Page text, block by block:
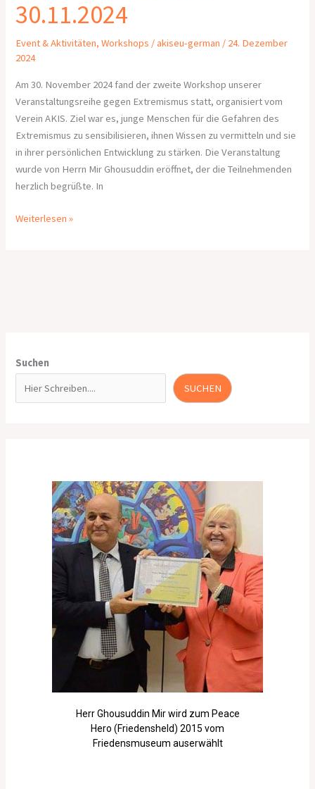
30.11.2024
Event & Aktivitäten,Workshops /akiseu-german / 24. Dezember
2024
Am 30. November 2024 fand der zweite Workshop unserer
Veranstaltungsreihe gegen Extremismus statt, organisiert vom
Verein AKIS. Ziel war es, junge Menschen für die Gefahren des
Extremismus zu sensibilisieren, ihnen Wissen zu vermitteln und sie
in ihrer persönlichen Entwicklung zu stärken. Die Veranstaltung
wurde von Herrn Mir Ghousuddin eröffnet, der die Teilnehmenden
herzlich begrüßte. In
Weiterlesen »
Suchen
SUCHEN
Herr Ghousuddin Mir wird zum Peace
Hero (Friedensheld) 2015 vom
Friedensmuseum auserwählt